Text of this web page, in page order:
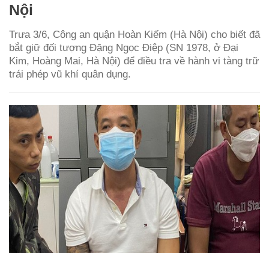
Nội
Trưa 3/6, Công an quận Hoàn Kiếm (Hà Nội) cho biết đã
bắt giữ đối tượng Đặng Ngọc Điệp (SN 1978, ở Đại
Kim, Hoàng Mai, Hà Nội) để điều tra về hành vi tàng trữ
trái phép vũ khí quân dụng.